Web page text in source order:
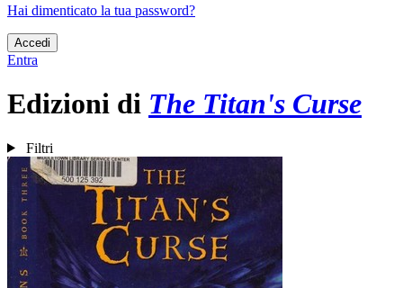
Hai dimenticato la tua password?
Accedi
Entra
Edizioni di The Titan's Curse
Filtri